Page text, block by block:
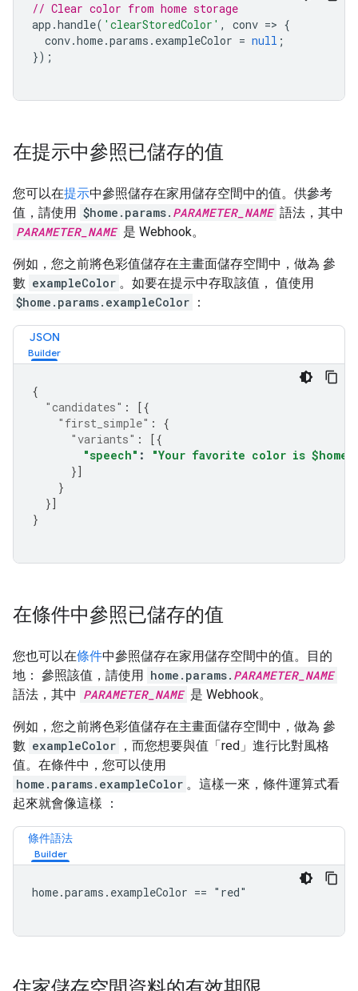
// Clear color from home storage
app .handle( 'clearStoredColor' , conv => {
conv.home.params . exampleColor = null ;
});
在提示中參照已儲存的值
您可以在提示中參照儲存在家用儲存空間中的值。供參考
值，請使用 $home.params. PARAMETER_NAME 語法，其中
PARAMETER_NAME 是 Webhook。
例如，您之前將色彩值儲存在主畫面儲存空間中，做為 參
數 exampleColor 。如要在提示中存取該值， 值使用
$home.params.exampleColor ：
JSON
{
"candidates" :
[{
"first_simple" :
{
"variants" :
[{
"speech" :
"Your favorite color is
}]
}
}]
}
在條件中參照已儲存的值
您也可以在條件中參照儲存在家用儲存空間中的值。目的
地： 參照該值，請使用 home.params. PARAMETER_NAME
語法，其中 PARAMETER_NAME 是 Webhook。
例如，您之前將色彩值儲存在主畫面儲存空間中，做為 參
數 exampleColor ，而您想要與值「red」進行比對風格
值。在條件中，您可以使用
home.params.exampleColor 。這樣一來，條件運算式看
起來就會像這樣 ：
條件語法
home.params.exampleColor == "red"